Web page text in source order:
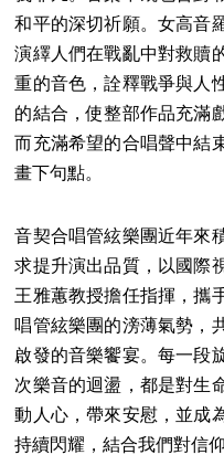
和平的深切祈願。女高音
演繹人們在戰亂中對救贖
重的音色，詮釋戰爭與人
的結合，使整部作品充滿
而充滿希望的合唱聲中結
畫下句點。
音契合唱管絃樂團近年來
求提升演出品質，以國際
王雅蕙教授擔任指揮，攜
唱管絃樂團的滂薄氣勢，
啟發的音樂饗宴。每一段
次樂音的迴盪，都是對生
動人心，帶來安慰，並成
持續閃耀，結合我們對信